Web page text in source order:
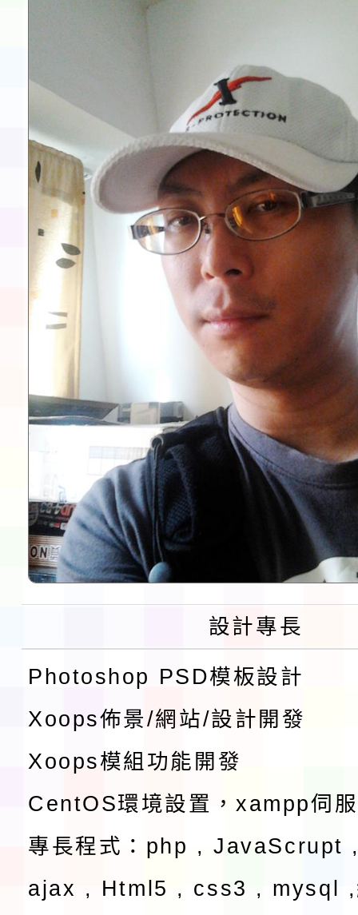
程安排一案
「桃園市補助參觀特色
展演活動實施計畫」
請一案
設計專長
Photoshop PSD模板設計
Xoops佈景/網站/設計開發
Xoops模組功能開發
CentOS環境設置，xampp伺
專長程式：php , JavaScrupt
ajax , Html5 , css3 , mysql ,